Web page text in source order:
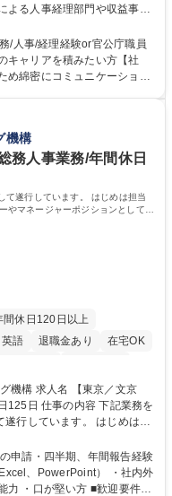
よる人事経理部門や収益事業
をお任せいたします。研修
細 【業務詳細】■
営に係る管理業務 ■収益部
口広場の「イベントコーナ
社後は上記いずれかの部門
都庁グル
／有給年平均16日取得
/人事/経理経験or官公庁職員
キャリアを積みたい方【社
め綿密にコミュニケーション
々なプロジェクト：駐車場
を兼ねた広告「ブライトサ
み出す活動を積極的に行って
機構
務人事業務/年間休日
て遂行しています。 はじめは担当
やマネージャーポジションとして活
間休日120日以上
英語 退職金あり
在宅OK
／文京
記業務を
行しています。 はじめは担
リーダーやマネージャーポ
・人事グルー
・教育研修の企画、実行 ・勤
営（評議員会、理事会） ・
申請・四半期、年間報告経験
、PowerPoint） ・社内外
が堅い方 ■歓迎要件